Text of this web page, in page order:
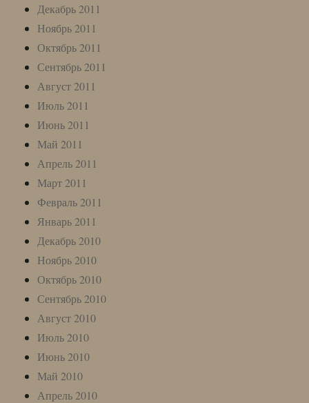
Декабрь 2011
Ноябрь 2011
Октябрь 2011
Сентябрь 2011
Август 2011
Июль 2011
Июнь 2011
Май 2011
Апрель 2011
Март 2011
Февраль 2011
Январь 2011
Декабрь 2010
Ноябрь 2010
Октябрь 2010
Сентябрь 2010
Август 2010
Июль 2010
Июнь 2010
Май 2010
Апрель 2010